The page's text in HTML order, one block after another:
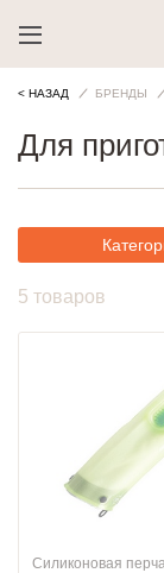
< НАЗАД БРЕНДЫ
Для
5 товаров
Силиконовая